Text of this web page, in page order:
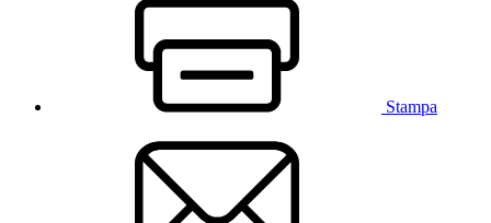
Stampa